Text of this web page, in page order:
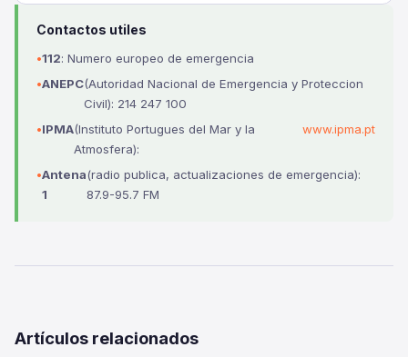
Contactos utiles
112: Numero europeo de emergencia
ANEPC(Autoridad Nacional de Emergencia y Proteccion
Civil): 214 247 100
IPMA(Instituto Portugues del Mar y la
Atmosfera):
www.ipma.pt
Antena
1
(radio publica, actualizaciones de emergencia):
87.9-95.7 FM
Artículos relacionados